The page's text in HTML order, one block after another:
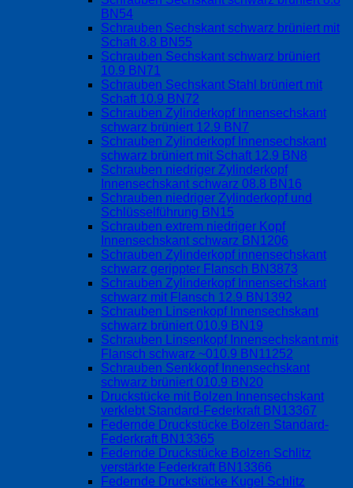
BN54
Schrauben Sechskant schwarz brüniert mit
Schaft 8.8 BN55
Schrauben Sechskant schwarz brüniert
10.9 BN71
Schrauben Sechskant Stahl brüniert mit
Schaft 10.9 BN72
Schrauben Zylinderkopf Innensechskant
schwarz brüniert 12.9 BN7
Schrauben Zylinderkopf Innensechskant
schwarz brüniert mit Schaft 12.9 BN8
Schrauben niedriger Zylinderkopf
Innensechskant schwarz 08.8 BN16
Schrauben niedriger Zylinderkopf und
Schlüsselführung BN15
Schrauben extrem niedriger Kopf
Innensechskant schwarz BN1206
Schrauben Zylinderkopf innensechskant
schwarz gerippter Flansch BN3873
Schrauben Zylinderkopf Innensechskant
schwarz mit Flansch 12.9 BN1392
Schrauben Linsenkopf Innensechskant
schwarz brüniert 010.9 BN19
Schrauben Linsenkopf Innensechskant mit
Flansch schwarz ~010.9 BN11252
Schrauben Senkkopf Innensechskant
schwarz brüniert 010.9 BN20
Druckstücke mit Bolzen Innensechskant
verklebt Standard-Federkraft BN13367
Federnde Druckstücke Bolzen Standard-
Federkraft BN13365
Federnde Druckstücke Bolzen Schlitz
verstärkte Federkraft BN13366
Federnde Druckstücke Kugel Schlitz